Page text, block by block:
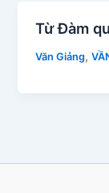
Từ Đàm
Văn Giảng,